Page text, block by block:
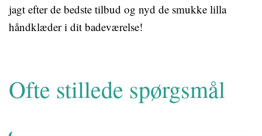
jagt efter de bedste tilbud og nyd de smukke lilla
håndklæder i dit badeværelse!
Ofte stillede spørgsmål